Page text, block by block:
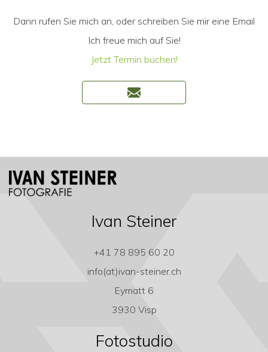
Dann rufen Sie mich an, oder schreiben Sie mir eine Email
Ich freue mich auf Sie!
Jetzt Termin buchen!
Ivan Steiner
+41 78 895 60 20
info(at)ivan-steiner.ch
Eymatt 6
3930 Visp
Fotostudio